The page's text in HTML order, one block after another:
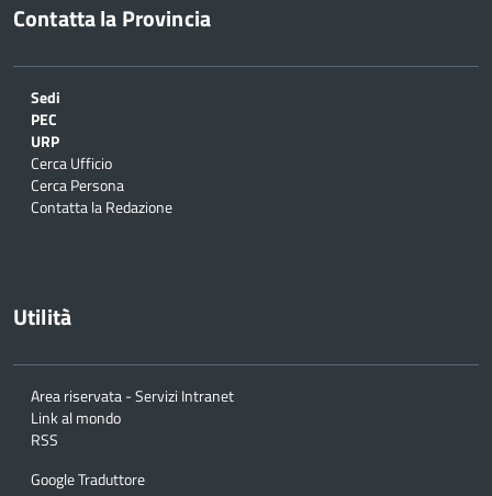
Contatta la Provincia
Sedi
PEC
URP
Cerca Ufficio
Cerca Persona
Contatta la Redazione
Utilità
Area riservata - Servizi Intranet
Link al mondo
RSS
Google Traduttore